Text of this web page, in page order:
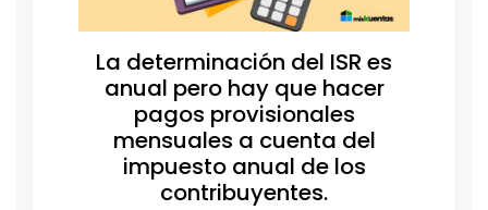
La determinación del ISR es
anual pero hay que hacer
pagos provisionales
mensuales a cuenta del
impuesto anual de los
contribuyentes.